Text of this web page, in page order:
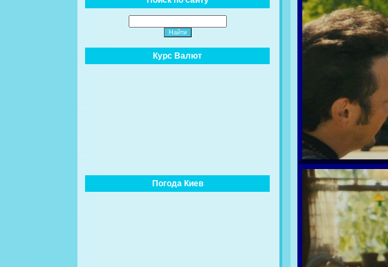
Курс Валют
Погода Киев